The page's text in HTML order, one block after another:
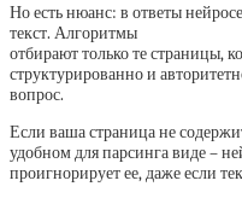
Но есть нюанс: в ответы
текст. Алгоритмы
отбирают только те страницы,
структурированно и
вопрос.
Если ваша страница не
удобном для парсинга виде –
проигнорирует ее, даже если